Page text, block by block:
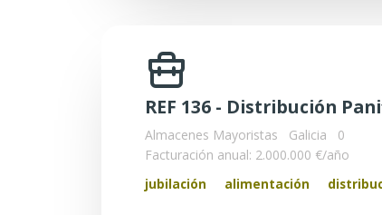
REF 136 - Distribución
Almacenes Mayoristas Galicia
0
Facturación anual: 2.000.000 €/año
jubilación alimentación